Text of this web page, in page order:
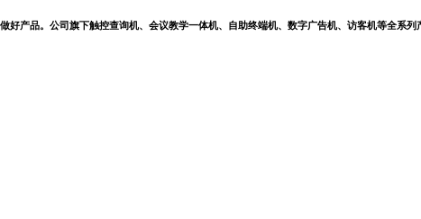
产品。公司旗下触控查询机、会议教学一体机、自助终端机、数字广告机、访客机等全系列